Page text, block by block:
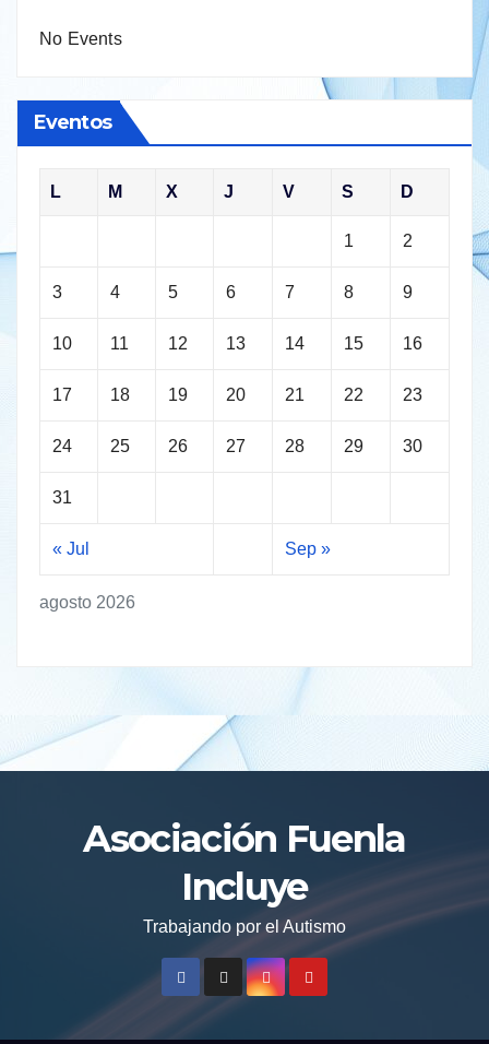
No Events
Eventos
agosto 2026
L M X J V S D
1 2
3 4 5 6 7 8 9
10 11 12 13 14 15 16
17 18 19 20 21 22 23
24 25 26 27 28 29 30
31
« Jul Sep »
Asociación Fuenla
Incluye
Trabajando por el Autismo